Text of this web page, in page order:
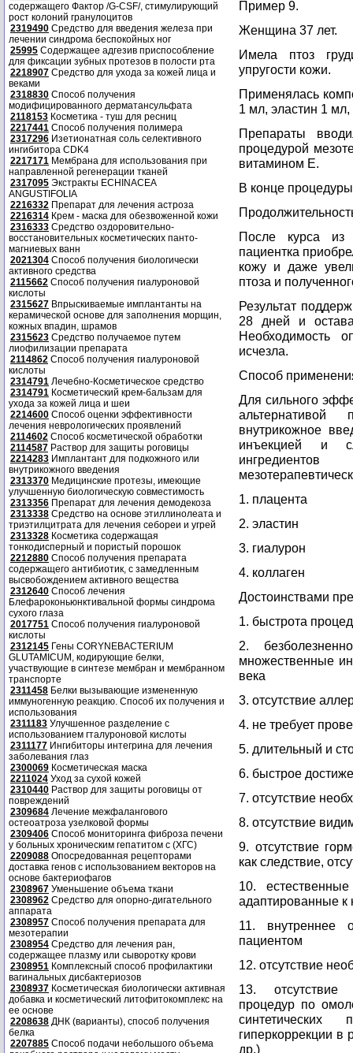
содержащего Фактор /G-CSF/, стимулирующий
рост колоний гранулоцитов
2319490 Средство для введения железа при
лечении синдрома беспокойных ног
25995 Содержащее адгезив приспособление
для фиксации зубных протезов в полости рта
2218907 Средство для ухода за кожей лица и
веками
2318830 Способ получения
модифицированного дерматансульфата
2118153 Косметика - туш для ресниц
2217441 Способ получения полимера
2317296 Изетионатная соль селективного
ингибитора CDK4
2217171 Мембрана для использования при
направленной регенерации тканей
2317095 Экстракты ECHINACEA
ANGUSTIFOLIA
2216332 Препарат для лечения астроза
2216314 Крем - маска для обезвоженной кожи
2316333 Средство оздоровительно-
восстановительных косметических панто-
магниевых ванн
2021304 Способ получения биологически
активного средства
2115662 Способ получения гиалуроновой
кислоты
2315627 Впрыскиваемые имплантанты на
керамической основе для заполнения морщин,
кожных впадин, шрамов
2315623 Средство получаемое путем
лиофилизации препарата
2114862 Способ получения гиалуроновой
кислоты
2314791 Лечебно-Косметическое средство
2314791 Косметический крем-бальзам для
ухода за кожей лица и шеи
2214600 Способ оценки эффективности
лечения неврологических проявлений
2114602 Способ косметической обработки
2114587 Раствор для защиты роговицы
2214283 Имплантант для подкожного или
внутрикожного введения
2313370 Медицинские протезы, имеющие
улучшенную биологическую совместимость
2313356 Препарат для лечения демодекоза
2313338 Средство на основе этиллинолеата и
триэтилцитрата для лечения себореи и угрей
2313328 Косметика содержащая
тонкодисперный и пористый порошок
2212880 Способ получения препарата
содержащего антибиотик, с замедленным
высвобождением активного вещества
2312640 Способ лечения
Блефароконьюнктивальной формы синдрома
сухого глаза
2017751 Способ получения гиалуроновой
кислоты
2312145 Гены CORYNEBACTERIUM
GLUTAMICUM, кодирующие белки,
участвующие в синтезе мембран и мембранном
транспорте
2311458 Белки вызывающие измененную
иммуногенную реакцию. Способ их получения и
использования
2311183 Улучшенное разделение с
использованием гталуроновой кислоты
2311177 Ингибиторы интегрина для лечения
заболевания глаз
2300069 Косметическая маска
2211024 Уход за сухой кожей
2310440 Раствор для защиты роговицы от
повреждений
2309684 Лечение межфалангового
остеоатроза узелковой формы
2309406 Способ мониторинга фиброза печени
у больных хроническим гепатитом с (ХГС)
2209088 Опосредованная рецепторами
доставка генов с использованием векторов на
основе бактериофагов
2308967 Уменьшение объема ткани
2308962 Средство для опорно-дигательного
аппарата
2308957 Способ получения препарата для
мезотерапии
2308954 Средство для лечения ран,
содержащее плазму или сыворотку крови
2308951 Комплексный способ профилактики
вагинальных дисбактериозов
2308937 Косметическая биологически активная
добавка и косметический литофитокомплекс на
ее основе
2208638 ДНК (варианты), способ получения
белка
2207885 Способ подачи небольшого объема
Пример 9.
Женщина 37 лет.
Имела птоз
упругости кожи.
Применялась
1 мл, эластин 1
Препараты
процедурой
витамином Е.
В конце
После курса из
пациентка
кожу и даже
птоза и
Результат
28 дней и
Необходимость
исчезла.
Способ
Для сильного
альтернативой
внутрикожное
инъекцией и
1. плацента
2. эластин
3. гиалурон
4. коллаген
Достоинствами
1. быстрота
2.
множественные
века
3. отсутствие
4. не требует
5. длительный и
6. быстрое
7. отсутствие
8. отсутствие
9. отсутствие
как следствие,
10.
адаптированные к
11. внутреннее
пациентом
12. отсутствие
13. отсутствие
процедур по
гиперкоррекции
др.)